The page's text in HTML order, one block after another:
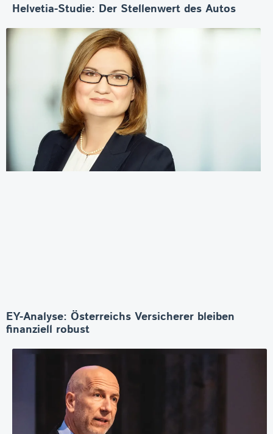
Helvetia-Studie: Der Stellenwert des Autos
EY-Analyse: Österreichs Versicherer bleiben
finanziell robust